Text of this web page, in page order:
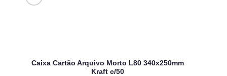
Caixa Cartão Arquivo Morto L80 340x250mm
Kraft c/50